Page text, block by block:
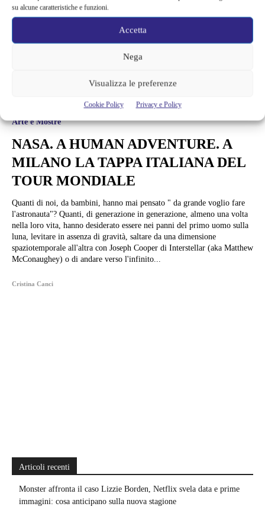
su alcune caratteristiche e funzioni.
Accetta
Nega
Visualizza le preferenze
Cookie Policy Privacy e Policy
Arte e Mostre
NASA. A HUMAN ADVENTURE. A
MILANO LA TAPPA ITALIANA DEL
TOUR MONDIALE
Quanti di noi, da bambini, hanno mai pensato " da grande voglio fare
l'astronauta"? Quanti, di generazione in generazione, almeno una volta
nella loro vita, hanno desiderato essere nei panni del primo uomo sulla
luna, levitare in assenza di gravità, saltare da una dimensione
spaziotemporale all'altra con Joseph Cooper di Interstellar (aka Matthew
McConaughey) o di andare verso l'infinito...
Cristina Canci
Articoli recenti
Monster affronta il caso Lizzie Borden, Netflix svela data e prime
immagini: cosa anticipano sulla nuova stagione